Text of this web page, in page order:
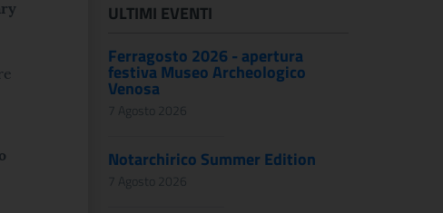
ULTIMI EVENTI
Ferragosto 2026 - apertura
festiva Museo Archeologico
Venosa
7 Agosto 2026
Notarchirico Summer Edition
7 Agosto 2026